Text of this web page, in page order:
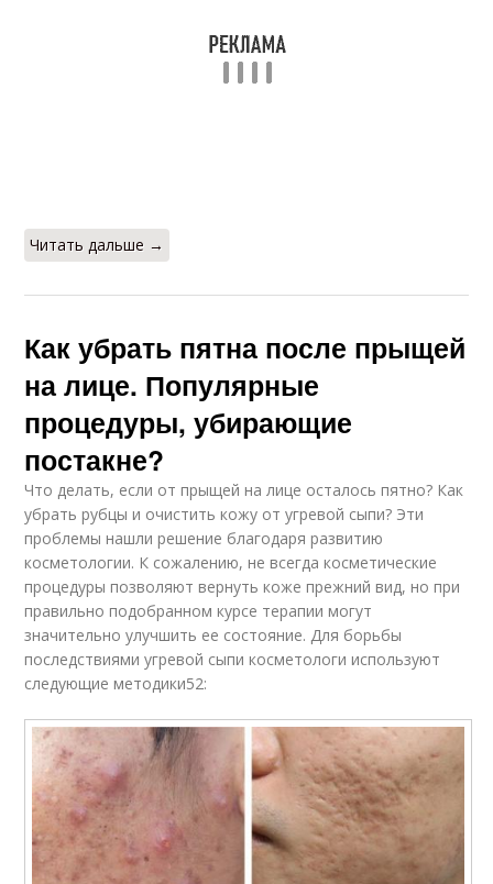
Читать дальше →
Как убрать пятна после прыщей
на лице. Популярные
процедуры, убирающие
постакне?
Что делать, если от прыщей на лице осталось пятно? Как
убрать рубцы и очистить кожу от угревой сыпи? Эти
проблемы нашли решение благодаря развитию
косметологии. К сожалению, не всегда косметические
процедуры позволяют вернуть коже прежний вид, но при
правильно подобранном курсе терапии могут
значительно улучшить ее состояние. Для борьбы
последствиями угревой сыпи косметологи используют
следующие методики52: